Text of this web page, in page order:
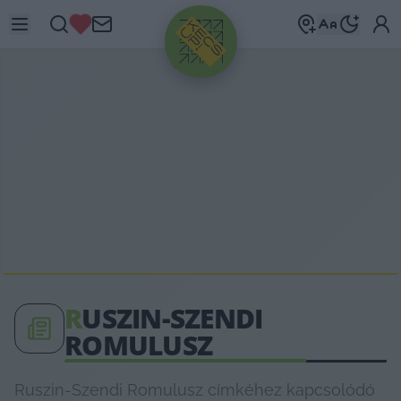
HIRDETÉS
RUSZIN-SZENDI
ROMULUSZ
Ruszin-Szendi Romulusz címkéhez kapcsolódó